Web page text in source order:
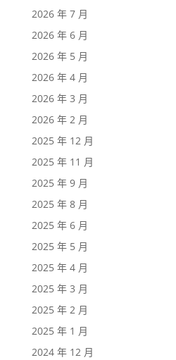
2026 年 7 月
2026 年 6 月
2026 年 5 月
2026 年 4 月
2026 年 3 月
2026 年 2 月
2025 年 12 月
2025 年 11 月
2025 年 9 月
2025 年 8 月
2025 年 6 月
2025 年 5 月
2025 年 4 月
2025 年 3 月
2025 年 2 月
2025 年 1 月
2024 年 12 月